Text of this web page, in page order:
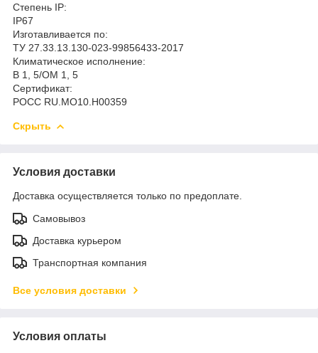
Степень IP:
IP67
Изготавливается по:
ТУ 27.33.13.130-023-99856433-2017
Климатическое исполнение:
В 1, 5/ОМ 1, 5
Сертификат:
РОСС RU.MO10.H00359
Скрыть
Условия доставки
Доставка осуществляется только по предоплате.
Самовывоз
Доставка курьером
Транспортная компания
Все условия доставки
Условия оплаты